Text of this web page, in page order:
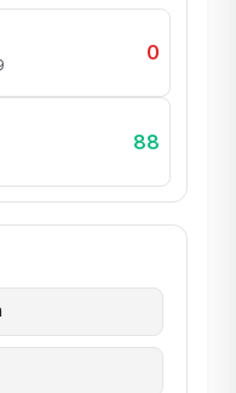
0
88